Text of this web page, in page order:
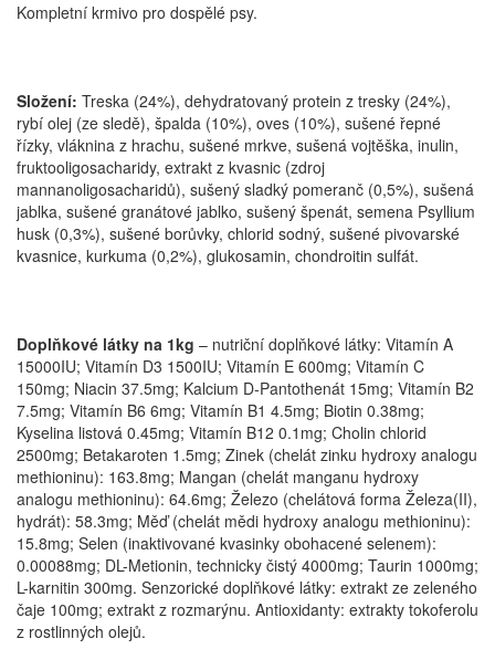
Kompletní krmivo pro dospělé psy.
Složení: Treska (24%), dehydratovaný protein z tresky (24%),
rybí olej (ze sledě), špalda (10%), oves (10%), sušené řepné
řízky, vláknina z hrachu, sušené mrkve, sušená vojtěška, inulin,
fruktooligosacharidy, extrakt z kvasnic (zdroj
mannanoligosacharidů), sušený sladký pomeranč (0,5%), sušená
jablka, sušené granátové jablko, sušený špenát, semena Psyllium
husk (0,3%), sušené borůvky, chlorid sodný, sušené pivovarské
kvasnice, kurkuma (0,2%), glukosamin, chondroitin sulfát.
Doplňkové látky na 1kg – nutriční doplňkové látky: Vitamín A
15000IU; Vitamín D3 1500IU; Vitamín E 600mg; Vitamín C
150mg; Niacin 37.5mg; Kalcium D-Pantothenát 15mg; Vitamín B2
7.5mg; Vitamín B6 6mg; Vitamín B1 4.5mg; Biotin 0.38mg;
Kyselina listová 0.45mg; Vitamín B12 0.1mg; Cholin chlorid
2500mg; Betakaroten 1.5mg; Zinek (chelát zinku hydroxy analogu
methioninu): 163.8mg; Mangan (chelát manganu hydroxy
analogu methioninu): 64.6mg; Železo (chelátová forma Železa(II),
hydrát): 58.3mg; Měď (chelát mědi hydroxy analogu methioninu):
15.8mg; Selen (inaktivované kvasinky obohacené selenem):
0.00088mg; DL-Metionin, technicky čistý 4000mg; Taurin 1000mg;
L-karnitin 300mg. Senzorické doplňkové látky: extrakt ze zeleného
čaje 100mg; extrakt z rozmarýnu. Antioxidanty: extrakty tokoferolu
z rostlinných olejů.